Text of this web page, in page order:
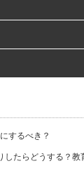
するべき？
したらどうする？